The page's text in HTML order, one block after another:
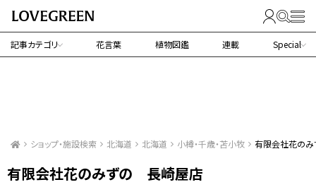
記事カテゴリ 花言葉 植物図鑑 連載 Special
ショップ・施設検索 北海道 北海道 小樽・千歳・苫小牧 有限会社花の
有限会社花のみずの 長崎屋店